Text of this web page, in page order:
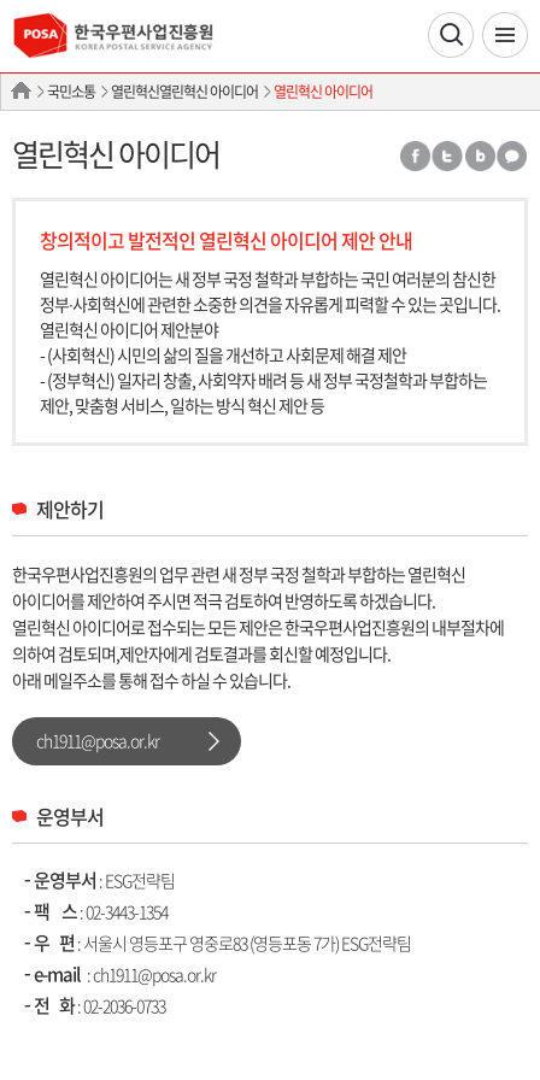
국민소통 열린혁신열린혁신 아이디어 열린혁신 아이디어
열린혁신 아이디어
창의적이고 발전적인 열린혁신 아이디어 제안 안내
열린혁신 아이디어는 새 정부 국정 철학과 부합하는 국민 여러분의 참신한
정부∙사회혁신에 관련한 소중한 의견을 자유롭게 피력할 수 있는 곳입니다.
열린혁신 아이디어 제안분야
- (사회혁신) 시민의 삶의 질을 개선하고 사회문제 해결 제안
- (정부혁신) 일자리 창출, 사회약자 배려 등 새 정부 국정철학과 부합하는
제안, 맞춤형 서비스, 일하는 방식 혁신 제안 등
제안하기
한국우편사업진흥원의 업무 관련 새 정부 국정 철학과 부합하는 열린혁신
아이디어를 제안하여 주시면 적극 검토하여 반영하도록 하겠습니다.
열린혁신 아이디어로 접수되는 모든 제안은 한국우편사업진흥원의 내부절차에
의하여 검토되며,제안자에게 검토결과를 회신할 예정입니다.
아래 메일주소를 통해 접수 하실 수 있습니다.
ch1911@posa.or.kr
운영부서
운영부서 : ESG전략팀
팩 스: 02-3443-1354
우 편 : 서울시 영등포구 영중로83 (영등포동 7가) ESG전략팀
e-mail : ch1911@posa.or.kr
전 화:02-2036-0733